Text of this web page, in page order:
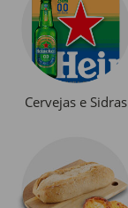
Cervejas e Sidras